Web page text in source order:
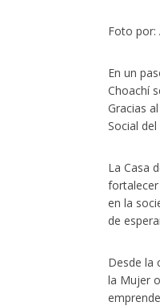
Foto por:
En un
Choachí
Gracias
Social
La Casa
en la
de
Desde la
la Mujer